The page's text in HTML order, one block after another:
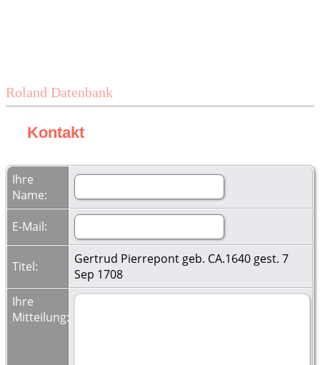
Roland Datenbank
Kontakt
Ihre
Name:
E-Mail:
Titel:
Gertrud Pierrepont geb. CA.1640 gest. 7
Sep 1708
Ihre
Mitteilung: